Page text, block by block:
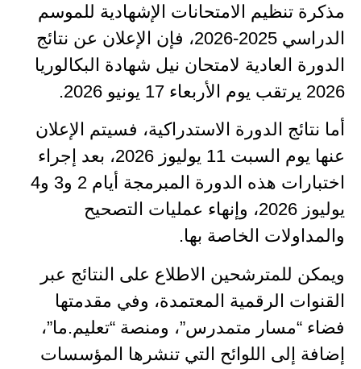
مذكرة تنظيم الامتحانات الإشهادية للموسم
الدراسي 2025-2026، فإن الإعلان عن نتائج
الدورة العادية لامتحان نيل شهادة البكالوريا
2026 يرتقب يوم الأربعاء 17 يونيو 2026.
أما نتائج الدورة الاستدراكية، فسيتم الإعلان
عنها يوم السبت 11 يوليوز 2026، بعد إجراء
اختبارات هذه الدورة المبرمجة أيام 2 و3 و4
يوليوز 2026، وإنهاء عمليات التصحيح
والمداولات الخاصة بها.
ويمكن للمترشحين الاطلاع على النتائج عبر
القنوات الرقمية المعتمدة، وفي مقدمتها
فضاء “مسار متمدرس”، ومنصة “تعليم.ما”،
إضافة إلى اللوائح التي تنشرها المؤسسات